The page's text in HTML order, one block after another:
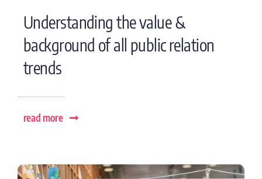
Understanding the value &
background of all public relation
trends
read more